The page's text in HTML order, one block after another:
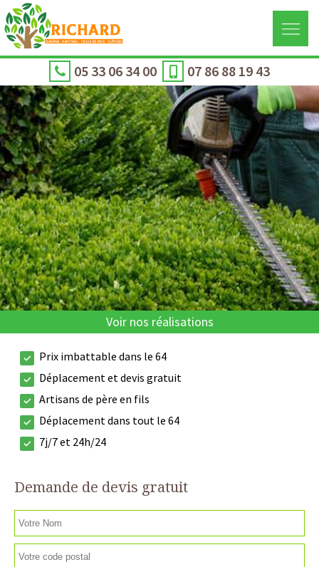
05 33 06 34 00 07 86 88 19 43
Voir nos réalisations
Prix imbattable dans le 64
Déplacement et devis gratuit
Artisans de père en fils
Déplacement dans tout le 64
7j/7 et 24h/24
Demande de devis gratuit